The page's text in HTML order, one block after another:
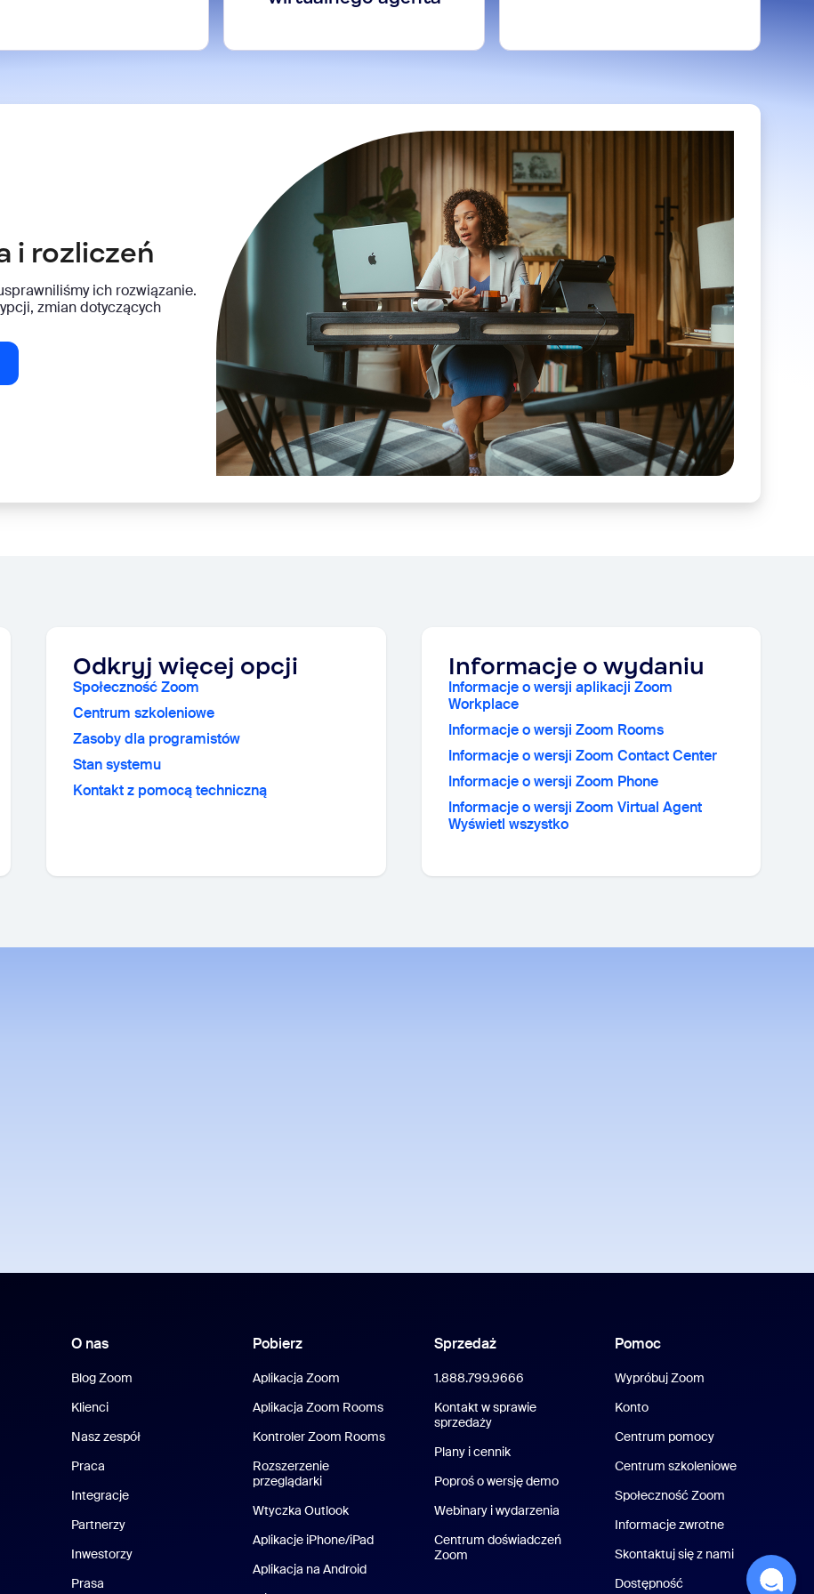
i rozliczeń
ich rozwiązanie.
zmian dotyczących
Odkryj więcej opcji
Społeczność Zoom
Centrum szkoleniowe
Zasoby dla programistów
Stan systemu
Kontakt z pomocą techniczną
Informacje o wydaniu
Informacje o wersji aplikacji Zoom
Workplace
Informacje o wersji Zoom Rooms
Informacje o wersji Zoom Contact Center
Informacje o wersji Zoom Phone
Informacje o wersji Zoom Virtual Agent
Wyświetl wszystko
O nas
Blog Zoom
Klienci
Nasz zespół
Praca
Integracje
Partnerzy
Inwestorzy
Prasa
Pobierz
Aplikacja Zoom
Aplikacja Zoom Rooms
Kontroler Zoom Rooms
Rozszerzenie
przeglądarki
Wtyczka Outlook
Aplikacje iPhone/iPad
Aplikacja na Android
Sprzedaż
1.888.799.9666
Kontakt w sprawie
sprzedaży
Plany i cennik
Poproś o wersję demo
Webinary i wydarzenia
Centrum doświadczeń
Zoom
Pomoc
Wypróbuj Zoom
Konto
Centrum pomocy
Centrum szkoleniowe
Społeczność Zoom
Informacje zwrotne
Skontaktuj się z nami
Dostępność